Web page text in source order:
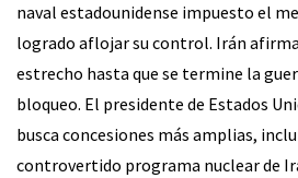
naval estadounidense impuesto el
logrado aflojar su control. Irán
estrecho hasta que se termine la
bloqueo. El presidente de Estados
busca concesiones más amplias,
controvertido programa nuclear de